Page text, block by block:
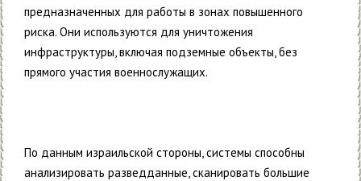
предназначенных для работы в зонах повышенного
риска. Они используются для уничтожения
инфраструктуры, включая подземные объекты, без
прямого участия военнослужащих.
По данным израильской стороны, системы способны
анализировать разведданные, сканировать большие